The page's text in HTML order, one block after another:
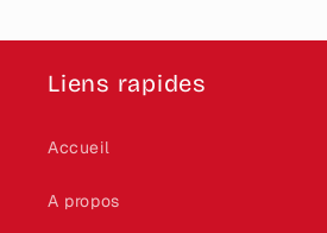
Liens rapides
Accueil
A propos